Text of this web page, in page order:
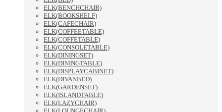
ELK(BENCHCHAIR)
ELK(BOOKSHELF)
ELK(CAFECHAIR)
ELK(COFFEETABLE)
ELK(COFFETABLE)
ELK(CONSOLETABLE)
ELK(DININGSET)
ELK(DININGTABLE)
ELK(DISPLAYCABINET)
ELK(DIVANBED)
ELK(GARDENSET)
ELK(ISLANDTABLE)
ELK(LAZYCHAIR)